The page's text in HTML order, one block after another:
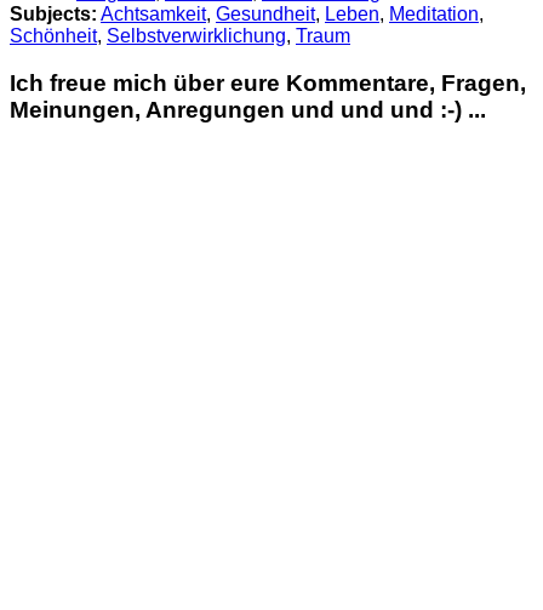
Subjects: Achtsamkeit, Gesundheit, Leben, Meditation,
Schönheit, Selbstverwirklichung, Traum
Ich freue mich über eure Kommentare, Fragen,
Meinungen, Anregungen und und und :-) ...